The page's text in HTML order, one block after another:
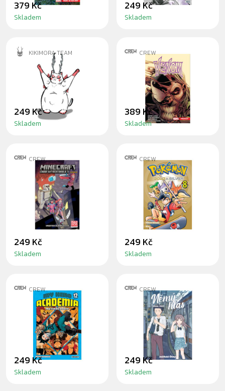
379 Kč
Skladem
249 Kč
Skladem
KIKIMORA TEAM
ČIČIMORA GOD
MODE ODZNAK
249 Kč
Skladem
CREW
KOMIKS VENOM 2:
PROPAST
389 Kč
Skladem
CREW
KOMIKS
MINECRAFT:
CHODÍ WITHER
OKOLO 3
249 Kč
Skladem
CREW
MANGA POKÉMON
8 (GOLD A SILVER)
249 Kč
Skladem
CREW
MANGA MY HERO
ACADEMIA 12:
ZKOUŠKY
249 Kč
Skladem
CREW
MANGA NĚMÝ
HLAS 3
249 Kč
Skladem